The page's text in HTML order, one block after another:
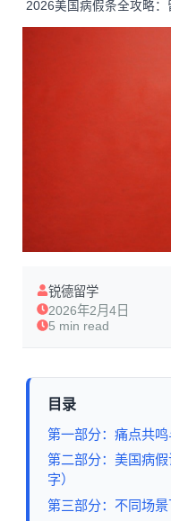
2026美国病假条全攻略
锐德留学
2026年2月4日
5 min read
目录
第一部分：痛点共鸣
第二部分：美国病
字）
第三部分：不同场